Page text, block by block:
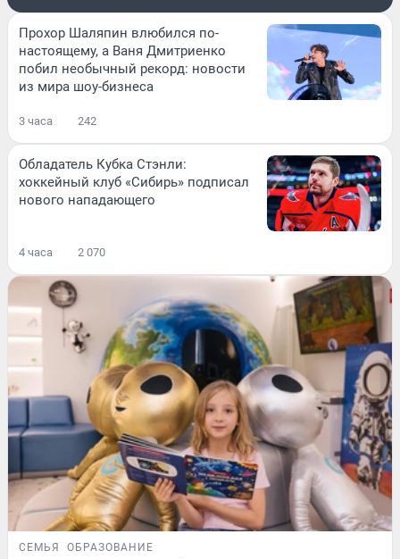
Прохор Шаляпин влюбился по-
настоящему, а Ваня Дмитриенко
побил необычный рекорд: новости
из мира шоу-бизнеса
3 часа 242
Обладатель Кубка Стэнли:
хоккейный клуб «Сибирь» подписал
нового нападающего
4 часа 2 070
СЕМЬЯ ОБРАЗОВАНИЕ